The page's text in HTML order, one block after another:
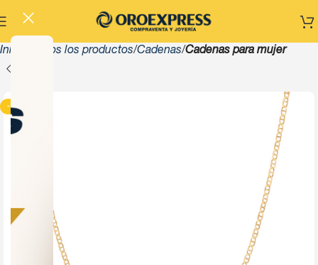
Inicio Todos los productos Cadenas Cadenas para mujer
-13%